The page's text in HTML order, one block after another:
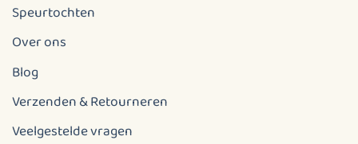
Speurtochten
Over ons
Blog
Verzenden & Retourneren
Veelgestelde vragen